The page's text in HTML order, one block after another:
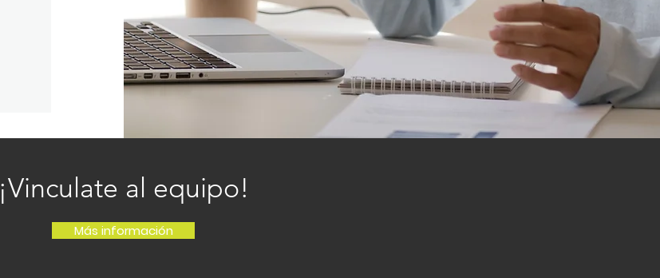
¡Vinculate al equipo!
Más información